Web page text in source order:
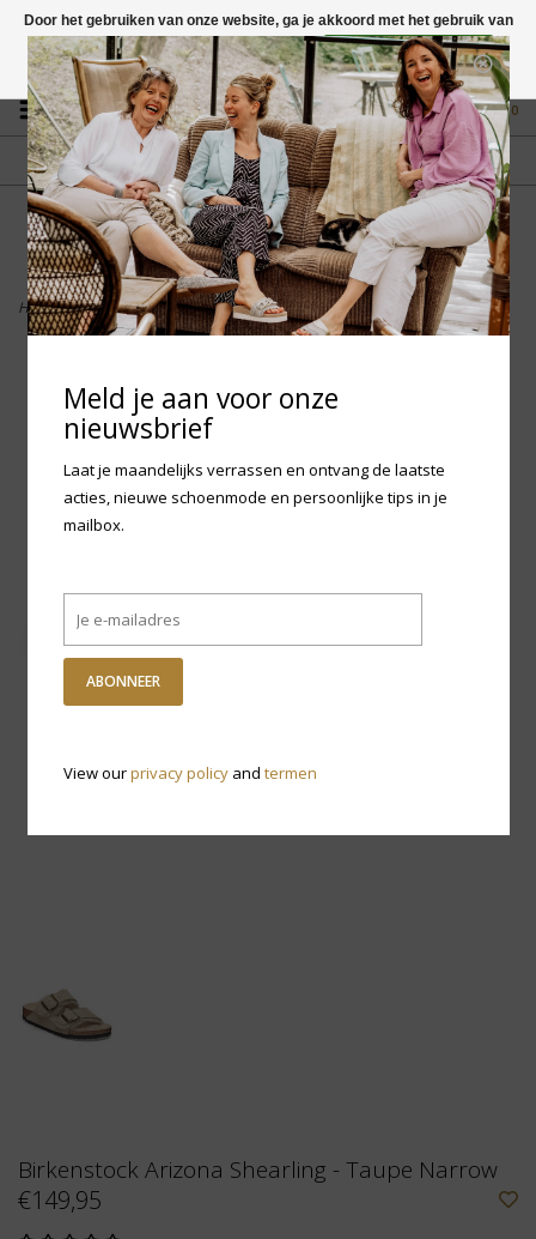
Vragen? App naar +31 58 250 1503
0
GRATIS VERZENDING NL
Vanaf € 75,-
FYSIEKE WINKEL
in Mantgum (frl)
fdad
Home>Birkenstock Arizona Shearling - Taupe Narrow
Birkenstock Arizona Shearling - Taupe Narrow
€149,95
Door het gebruiken van onze website, ga je akkoord met het gebruik van
cookies om onze website te verbeteren.
Dit bericht verbergen
Meer over cookies »
Meld je aan voor onze
nieuwsbrief
Laat je maandelijks verrassen en ontvang de laatste
acties, nieuwe schoenmode en persoonlijke tips in je
mailbox.
ABONNEER
View ourprivacy policyand termen